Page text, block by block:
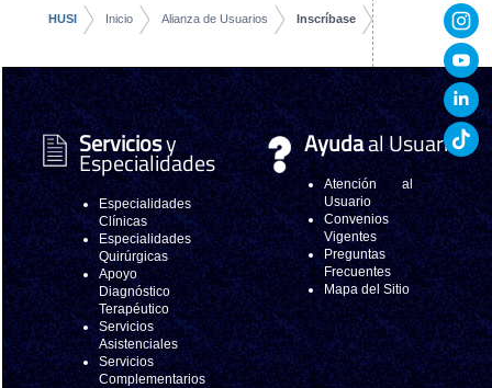
HUSI Inicio Alianza de Usuarios Inscríbase
Serviciosy
Especialidades
Especialidades
Clínicas
Especialidades
Quirúrgicas
Apoyo
Diagnóstico
Terapéutico
Servicios
Asistenciales
Servicios
Complementarios
Ayudaal Usuario
Atención al
Usuario
Convenios
Vigentes
Preguntas
Frecuentes
Mapa del Sitio